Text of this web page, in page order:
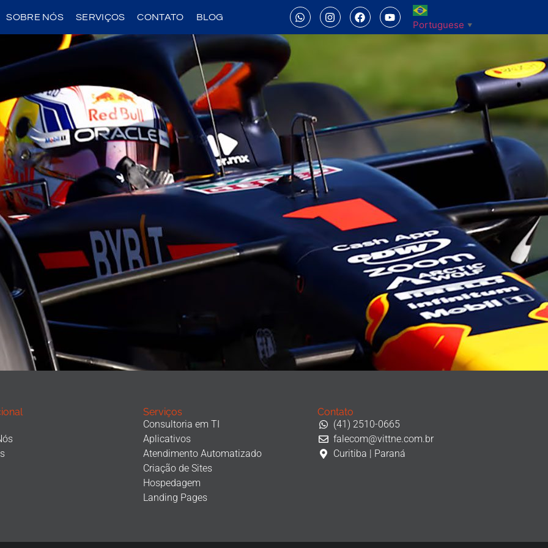
SOBRE NÓS SERVIÇOS CONTATO BLOG
Portuguese ▼
Serviços
Consultoria em TI
Aplicativos
Atendimento Automatizado
Criação de Sites
Hospedagem
Landing Pages
Contato
(41) 2510-0665
falecom@vittne.com.br
Curitiba | Paraná